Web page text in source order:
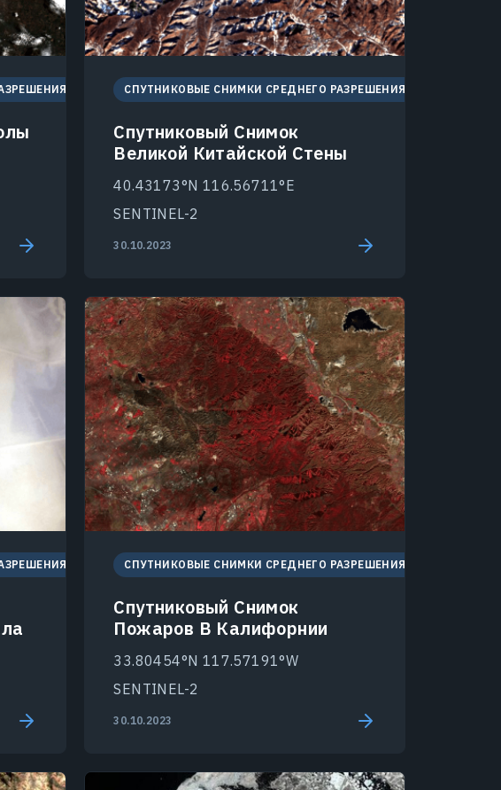
СПУТНИКОВЫЕ СНИМКИ СРЕДНЕГО РАЗРЕШЕНИЯ
Спутниковый Снимок
Великой Китайской Стены
40.43173°N 116.56711°E
SENTINEL-2
30.10.2023
СПУТНИКОВЫЕ СНИМКИ СРЕДНЕГО РАЗРЕШЕНИЯ
Спутниковый Снимок
Пожаров В Калифорнии
33.80454°N 117.57191°W
SENTINEL-2
30.10.2023